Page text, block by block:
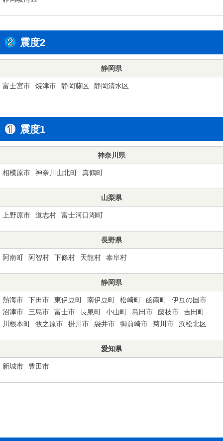
震度2
静岡県
富士宮市 焼津市 静岡葵区 静岡清水区
震度1
神奈川県
相模原市 神奈川山北町 真鶴町
山梨県
上野原市 道志村 富士河口湖町
長野県
阿南町 阿智村 下條村 天龍村 泰阜村
静岡県
熱海市 下田市 東伊豆町 南伊豆町 松崎町 函南町
伊豆の国市
沼津市
三島市 富士市 長泉町 小山町 島田市 藤枝市
吉田町
川根本町
牧之原市 掛川市 袋井市 御前崎市 菊川市 浜松北区
愛知県
新城市 豊田市